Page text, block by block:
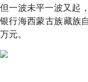
但一波未平一波又起
银行海西蒙古族藏族
万元。